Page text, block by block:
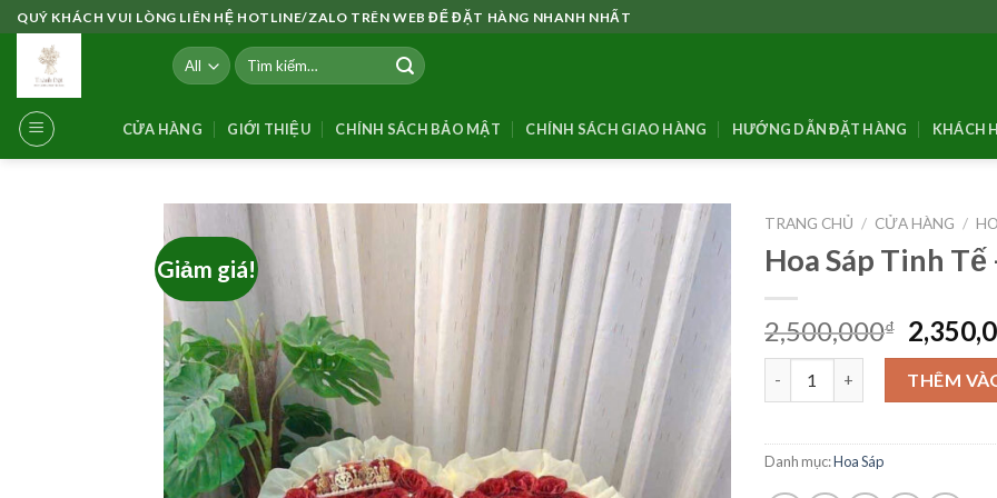
Skip
to
content
QUÝ KHÁCH VUI LÒNG LIÊN HỆ HOTLINE/ZALO TRÊN WEB ĐỂ ĐẶT HÀNG NHANH NHẤT
Tìm
kiếm:
CỬA HÀNG GIỚI THIỆU CHÍNH SÁCH BẢO MẬT CHÍNH SÁCH GIAO HÀNG HƯỚNG DẪN ĐẶT HÀNG KHÁCH
Giảm giá!
TRANG CHỦ / CỬA HÀNG /
Hoa Sáp Tinh Tế
2,500,000₫ Giá
gốc
là:
Hoa Sáp Tinh Tế - HS08 số
THÊM
Danh mục:Hoa Sáp